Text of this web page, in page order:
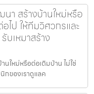
า สร้างบ้านใหม่หรือ
ไป ให้ทีมวิศวกรและ
เหมาสร้าง
ใหม่หรือต่อเติมบ้าน ไม่ใช่
กของเราดูแลค